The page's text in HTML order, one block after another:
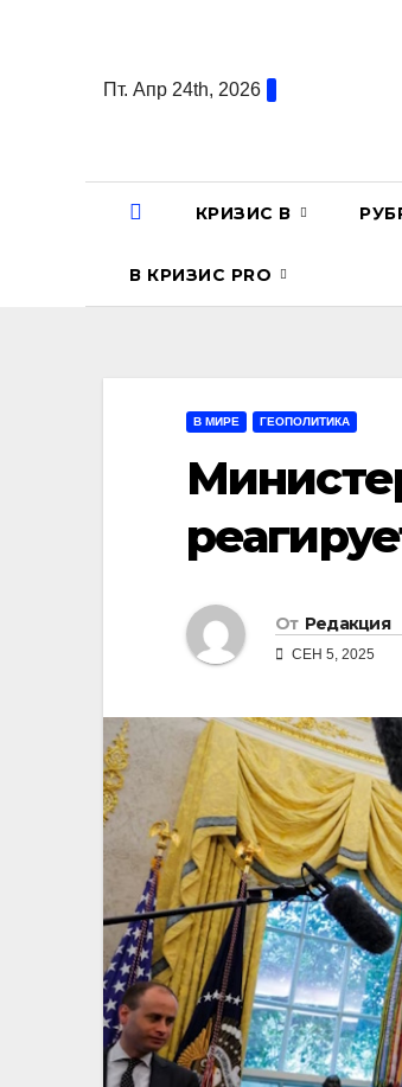
содержаниюПт. Апр 24th, 2026
КРИЗИС В
В КРИЗИС PRO
В МИРЕ ГЕОПОЛИТИКА
От Редакция
СЕН 5, 2025